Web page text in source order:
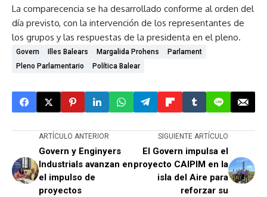
La comparecencia se ha desarrollado conforme al orden del
día previsto, con la intervención de los representantes de
los grupos y las respuestas de la presidenta en el pleno.
Govern Illes Balears Margalida Prohens
Parlament
Pleno Parlamentario
Política Balear
ARTÍCULO ANTERIOR
Govern y Enginyers
Industrials avanzan en
el impulso de
proyectos
SIGUIENTE ARTÍCULO
El Govern impulsa el
proyecto CAIPIM en la
isla del Aire para
reforzar su